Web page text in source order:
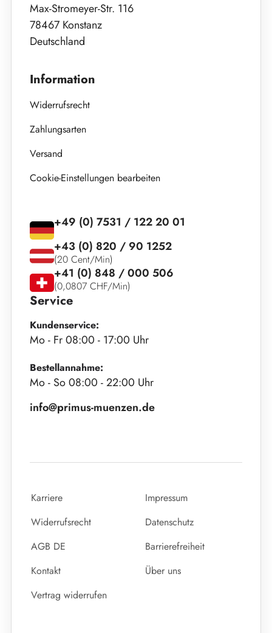
Max-Stromeyer-Str. 116
78467 Konstanz
Deutschland
Information
Widerrufsrecht
Zahlungsarten
Versand
Cookie-Einstellungen bearbeiten
Service
Kundenservice:
Mo - Fr 08:00 - 17:00 Uhr
Bestellannahme:
Mo - So 08:00 - 22:00 Uhr
info@primus-muenzen.de
+49 (0) 7531 / 122 20 01
+43 (0) 820 / 90 1252
(20 Cent/Min)
+41 (0) 848 / 000 506
(0,0807 CHF/Min)
Karriere
Impressum
Widerrufsrecht
Datenschutz
AGB DE
Barrierefreiheit
Kontakt
Über uns
Vertrag widerrufen